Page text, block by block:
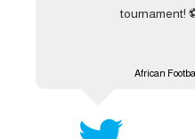
tournament!